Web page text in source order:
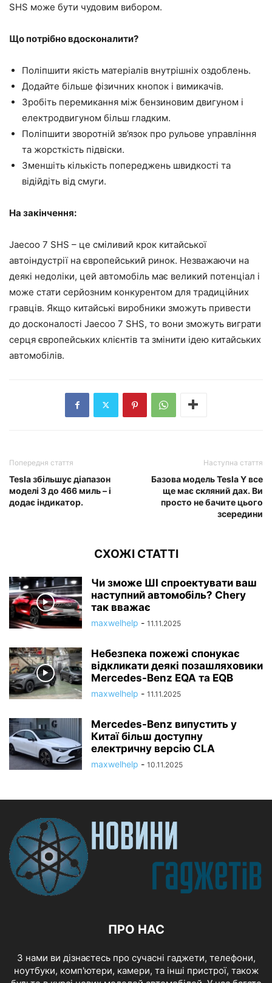
SHS може бути чудовим вибором.
Що потрібно вдосконалити?
Поліпшити якість матеріалів внутрішніх оздоблень.
Додайте більше фізичних кнопок і вимикачів.
Зробіть перемикання між бензиновим двигуном і
електродвигуном більш гладким.
Поліпшити зворотній зв’язок про рульове управління
та жорсткість підвіски.
Зменшіть кількість попереджень швидкості та
відійдіть від смуги.
На закінчення:
Jaecoo 7 SHS – це сміливий крок китайської
автоіндустрії на європейський ринок. Незважаючи на
деякі недоліки, цей автомобіль має великий потенціал і
може стати серйозним конкурентом для традиційних
гравців. Якщо китайські виробники зможуть привести
до досконалості Jaecoo 7 SHS, то вони зможуть виграти
серця європейських клієнтів та змінити ідею китайських
автомобілів.
Попередня стаття
Tesla збільшує діапазон
моделі 3 до 466 миль – і
додає індикатор.
Наступна стаття
Базова модель Tesla Y все
ще має скляний дах. Ви
просто не бачите цього
зсередини
СХОЖІ СТАТТІ
Чи зможе ШІ спроектувати ваш
наступний автомобіль? Chery
так вважає
maxwelhelp - 11.11.2025
Небезпека пожежі спонукає
відкликати деякі позашляховики
Mercedes-Benz EQA та EQB
maxwelhelp - 11.11.2025
Mercedes-Benz випустить у
Китаї більш доступну
електричну версію CLA
maxwelhelp - 10.11.2025
ПРО НАС
З нами ви дізнаєтесь про сучасні гаджети, телефони,
ноутбуки, комп'ютери, камери, та інші пристрої, також